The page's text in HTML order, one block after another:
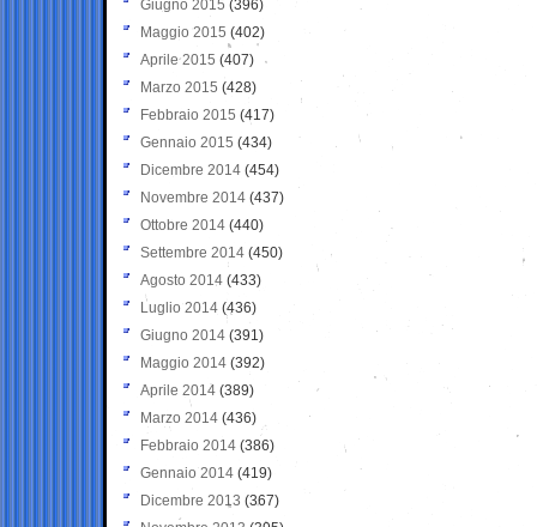
Giugno 2015 (396)
Maggio 2015 (402)
Aprile 2015 (407)
Marzo 2015 (428)
Febbraio 2015 (417)
Gennaio 2015 (434)
Dicembre 2014 (454)
Novembre 2014 (437)
Ottobre 2014 (440)
Settembre 2014 (450)
Agosto 2014 (433)
Luglio 2014 (436)
Giugno 2014 (391)
Maggio 2014 (392)
Aprile 2014 (389)
Marzo 2014 (436)
Febbraio 2014 (386)
Gennaio 2014 (419)
Dicembre 2013 (367)